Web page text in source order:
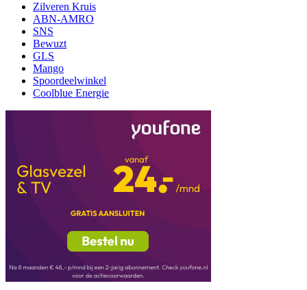
Zilveren Kruis
ABN-AMRO
SNS
Bewuzt
GLS
Mango
Spoordeelwinkel
Coolblue Energie